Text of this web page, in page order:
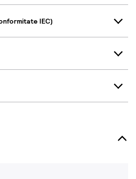
IEC)